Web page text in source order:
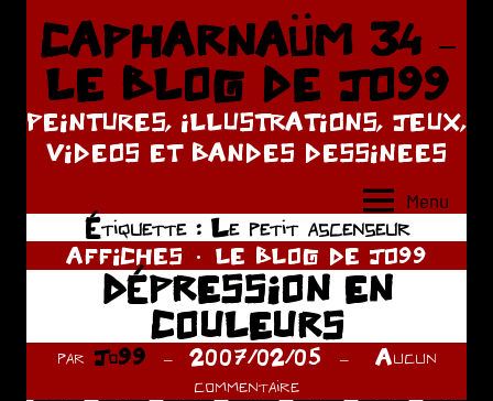
Aller
contenu
CAPHARNAÜM 34 –
LE BLOG DE JO99
PEINTURES, ILLUSTRATIONS, JEUX,
VIDEOS ET BANDES DESSINEES
Menu
Étiquette : Le petit ascenseur
AFFICHES LE BLOG DE JO99
DÉPRESSION EN
COULEURS
par Jo99 2007/02/05
Aucun
commentaire